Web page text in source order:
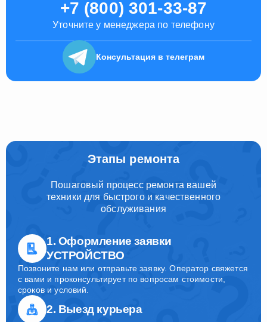
+7 (800) 301-33-87
Уточните у менеджера по телефону
Консультация в телеграм
Этапы ремонта
Пошаговый процесс ремонта вашей
техники для быстрого и качественного
обслуживания
1. Оформление заявки
УСТРОЙСТВО
Позвоните нам или отправьте заявку. Оператор свяжется
с вами и проконсультирует по вопросам стоимости,
сроков и условий.
2. Выезд курьера